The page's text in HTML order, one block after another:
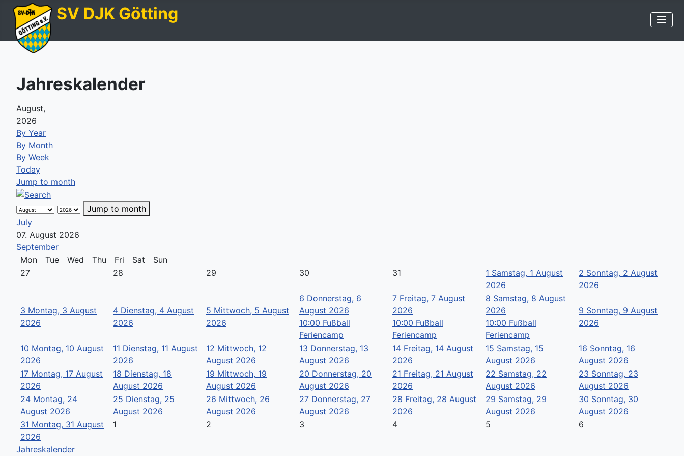
SV DJK Götting
Jahreskalender
August,
2026
By Year
By Month
By Week
Today
Jump to month
Jump to month
July
07. August 2026
September
Mon
Tue Wed Thu Fri Sat
Sun
27
28 29 30 31 1 Samstag, 1 August
2026
2 Sonntag, 2 August
2026
3 Montag, 3 August
2026
4 Dienstag, 4 August
2026
5 Mittwoch, 5 August
2026
6 Donnerstag, 6
August 2026
10:00 Fußball
Feriencamp
7 Freitag, 7 August
2026
10:00 Fußball
Feriencamp
8 Samstag, 8 August
2026
10:00 Fußball
Feriencamp
9 Sonntag, 9 August
2026
10 Montag, 10 August
2026
11 Dienstag, 11 August
2026
12 Mittwoch, 12
August 2026
13 Donnerstag, 13
August 2026
14 Freitag, 14 August
2026
15 Samstag, 15
August 2026
16 Sonntag, 16
August 2026
17 Montag, 17 August
2026
18 Dienstag, 18
August 2026
19 Mittwoch, 19
August 2026
20 Donnerstag, 20
August 2026
21 Freitag, 21 August
2026
22 Samstag, 22
August 2026
23 Sonntag, 23
August 2026
24 Montag, 24
August 2026
25 Dienstag, 25
August 2026
26 Mittwoch, 26
August 2026
27 Donnerstag, 27
August 2026
28 Freitag, 28 August
2026
29 Samstag, 29
August 2026
30 Sonntag, 30
August 2026
31 Montag, 31 August
2026
1 2 3 4 5 6
Jahreskalender